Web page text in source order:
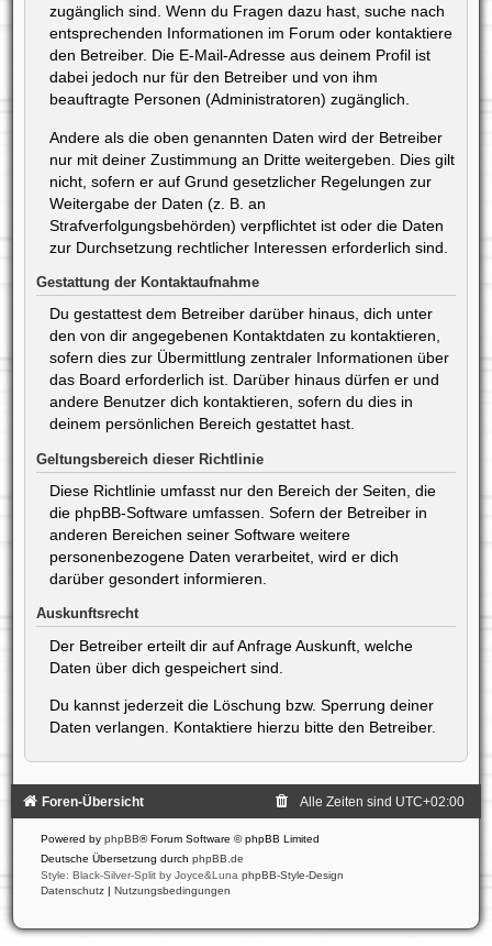
zugänglich sind. Wenn du Fragen dazu hast, suche nach
entsprechenden Informationen im Forum oder kontaktiere
den Betreiber. Die E-Mail-Adresse aus deinem Profil ist
dabei jedoch nur für den Betreiber und von ihm
beauftragte Personen (Administratoren) zugänglich.
Andere als die oben genannten Daten wird der Betreiber
nur mit deiner Zustimmung an Dritte weitergeben. Dies gilt
nicht, sofern er auf Grund gesetzlicher Regelungen zur
Weitergabe der Daten (z. B. an
Strafverfolgungsbehörden) verpflichtet ist oder die Daten
zur Durchsetzung rechtlicher Interessen erforderlich sind.
Gestattung der Kontaktaufnahme
Du gestattest dem Betreiber darüber hinaus, dich unter
den von dir angegebenen Kontaktdaten zu kontaktieren,
sofern dies zur Übermittlung zentraler Informationen über
das Board erforderlich ist. Darüber hinaus dürfen er und
andere Benutzer dich kontaktieren, sofern du dies in
deinem persönlichen Bereich gestattet hast.
Geltungsbereich dieser Richtlinie
Diese Richtlinie umfasst nur den Bereich der Seiten, die
die phpBB-Software umfassen. Sofern der Betreiber in
anderen Bereichen seiner Software weitere
personenbezogene Daten verarbeitet, wird er dich
darüber gesondert informieren.
Auskunftsrecht
Der Betreiber erteilt dir auf Anfrage Auskunft, welche
Daten über dich gespeichert sind.
Du kannst jederzeit die Löschung bzw. Sperrung deiner
Daten verlangen. Kontaktiere hierzu bitte den Betreiber.
Foren-Übersicht Alle Zeiten sind UTC+02:00
Powered by phpBB® Forum Software © phpBB Limited
Deutsche Übersetzung durch phpBB.de
Style: Black-Silver-Split by Joyce&Luna phpBB-Style-Design
Datenschutz | Nutzungsbedingungen